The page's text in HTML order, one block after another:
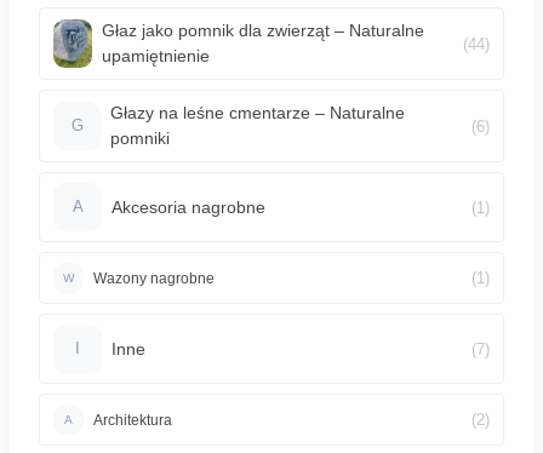
Głaz jako pomnik dla zwierząt – Naturalne
upamiętnienie
(44)
G
Głazy na leśne cmentarze – Naturalne
pomniki
(6)
A Akcesoria nagrobne (1)
W Wazony nagrobne (1)
Inne (7)
A Architektura (2)